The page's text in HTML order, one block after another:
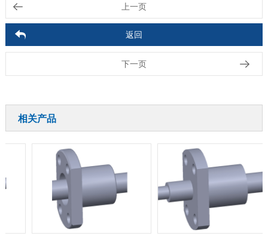
上一页
返回
下一页
相关产品